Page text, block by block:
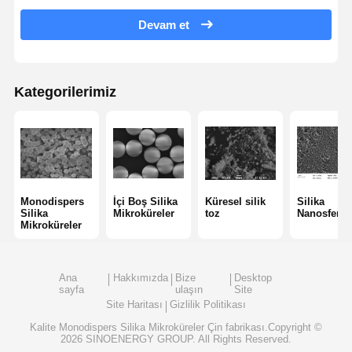
Hidrofobik Füme Silika
Devam et
Kategorilerimiz
Monodispers
Silika
Mikroküreler
İçi Boş Silika
Mikroküreler
Küresel silik
toz
Silika
Ana
sayfa
Hakkımızda
Bize
ulaşın
Desktop
Site
Site Haritası
Gizlilik Politikası
Kalite Monodispers Silika Mikroküreler Çin fabrikası.Copyright ©
2026 SINOENERGY GROUP. All Rights Reserved.